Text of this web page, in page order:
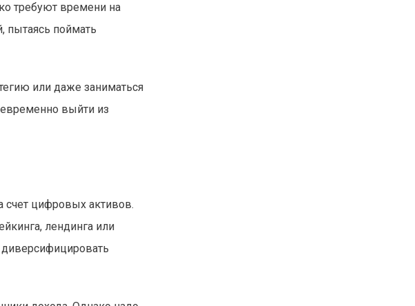
требуют времени на
пытаясь поймать
или даже заниматься
выйти из
цифровых активов.
лендинга или
диверсифицировать